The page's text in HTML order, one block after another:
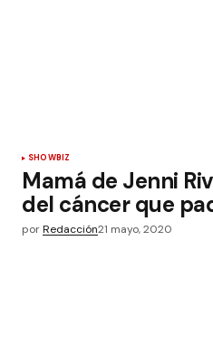
SHOWBIZ
Mamá de Jenni
del cáncer que
porRedacción21 mayo, 2020